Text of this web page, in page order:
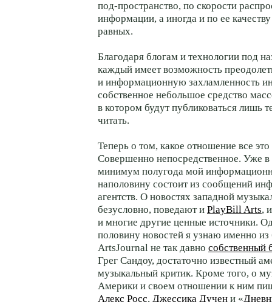
под-пространство, по скорости
информации, а иногда и по ее
равных.
Благодаря блогам и технологии под
каждый имеет возможность
и информационную захламленность
собственное небольшое средство
в котором будут публиковаться лишь
читать.
Теперь о том, какое отношение все
Совершенно непосредственное. Уже в
минимум полугода мой
наполовину состоит из сообщений
агентств. О новостях западной
безусловно, поведают и PlayBill Arts,
и многие другие ценные источники.
половину новостей я узнаю именно
ArtsJournal не так давно собственный
Грег Сандоу, достаточно известный
музыкальный критик. Кроме того, о
Америки и своем отношении к ним
Алекс Росс, Джессика Дучен и «